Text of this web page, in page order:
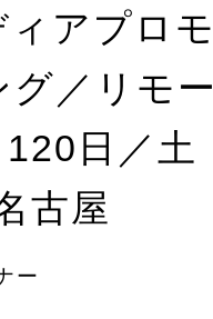
アプロモ
／リモー
日／土
古屋
ー